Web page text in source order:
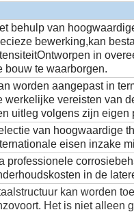
behulp van
bewerking,kan
in
bouw te waarborgen.
worden aangepast in
werkelijke vereisten van
uitleg volgens zijn eigen
van hoogwaardige
eisen inzake
professionele
in de
kan worden
Het is niet alleen